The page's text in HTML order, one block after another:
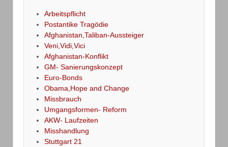
Arbeitspflicht
Postantike Tragödie
Afghanistan,Taliban-Aussteiger
Veni,Vidi,Vici
Afghanistan-Konflikt
GM- Sanierungskonzept
Euro-Bonds
Obama,Hope and Change
Missbrauch
Umgangsformen- Reform
AKW- Laufzeiten
Misshandlung
Stuttgart 21